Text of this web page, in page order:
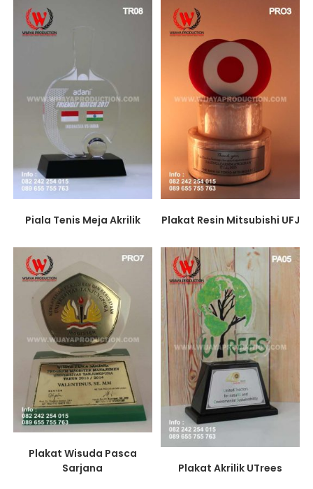
Piala Tenis Meja Akrilik Plakat Resin Mitsubishi UFJ
Plakat Wisuda Pasca
Sarjana
Plakat Akrilik UTrees